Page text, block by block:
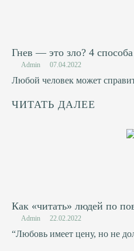
Гнев — это зло? 4
Admin 07.04.2022
Любой человек может
ЧИТАТЬ ДАЛЕЕ
Как «читать» людей по
Admin 22.02.2022
“Любовь имеет цену, но не